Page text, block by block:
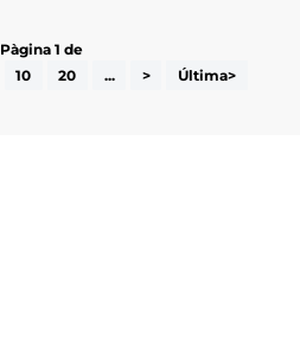
Pàgina 1 de
10 20 ... > Última>